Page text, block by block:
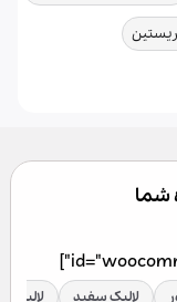
,
شما
لالیک سفید لالیک